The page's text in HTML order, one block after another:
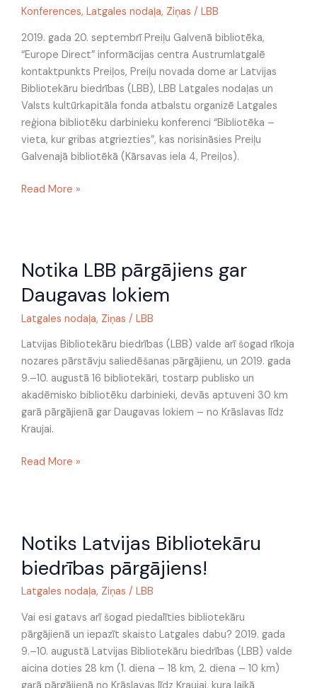
Konferences, Latgales nodaļa, Ziņas / LBB
2019. gada 20. septembrī Preiļu Galvenā bibliotēka,
“Europe Direct” informācijas centra Austrumlatgalē
kontaktpunkts Preiļos, Preiļu novada dome ar Latvijas
Bibliotekāru biedrības (LBB), LBB Latgales nodaļas un
Valsts kultūrkapitāla fonda atbalstu organizē Latgales
reģiona bibliotēku darbinieku konferenci “Bibliotēka –
vieta, kur gribas atgriezties”, kas norisināsies Preiļu
Galvenajā bibliotēkā (Kārsavas iela 4, Preiļos).
vieta,
gribas
atgriezties”
2019.
gada
20.
septembrī
Preiļos
Read More »
Notika LBB pārgājiens gar
Daugavas lokiem
Latgales nodaļa, Ziņas / LBB
Latvijas Bibliotekāru biedrības (LBB) valde arī šogad rīkoja
nozares pārstāvju saliedēšanas pārgājienu, un 2019. gada
9.–10. augustā 16 bibliotekāri, tostarp publisko un
akadēmisko bibliotēku darbinieki, devās aptuveni 30 km
garā pārgājienā gar Daugavas lokiem – no Krāslavas līdz
Kraujai.
LBB
gar
Daugavas
Read More »
Notiks Latvijas Bibliotekāru
biedrības pārgājiens!
Latgales nodaļa, Ziņas / LBB
Vai esi gatavs arī šogad piedalīties bibliotekāru
pārgājienā un iepazīt skaisto Latgales dabu? 2019. gada
9.–10. augustā Latvijas Bibliotekāru biedrības (LBB) valde
aicina doties 28 km (1. diena – 18 km, 2. diena – 10 km)
Latvijas
biedrības
pārgājiens!